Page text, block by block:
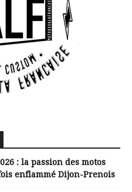
: la passion des motos
enflammé Dijon-Prenois